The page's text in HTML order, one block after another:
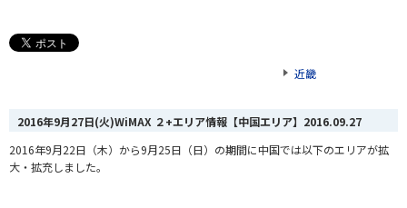
近畿
2016年9月27日(火)WiMAX ２+エリア情報【中国エリア】 2016.09.27
2016年9月22日（木）から9月25日（日）の期間に中国では以下のエリアが拡
大・拡充しました。